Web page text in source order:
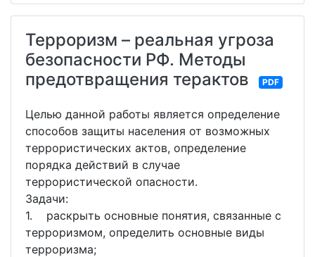
Терроризм – реальная угроза
безопасности РФ. Методы
предотвращения терактов
PDF
Целью данной работы является определение
способов защиты населения от возможных
террористических актов, определение
порядка действий в случае
террористической опасности.
Задачи:
1. раскрыть основные понятия, связанные с
терроризмом, определить основные виды
терроризма;